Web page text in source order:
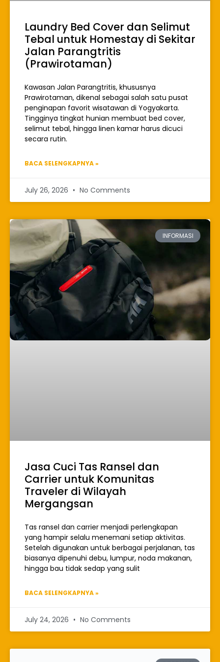
Laundry Bed Cover dan Selimut
Tebal untuk Homestay di Sekitar
Jalan Parangtritis
(Prawirotaman)
Kawasan Jalan Parangtritis, khususnya
Prawirotaman, dikenal sebagai salah satu pusat
penginapan favorit wisatawan di Yogyakarta.
Tingginya tingkat hunian membuat bed cover,
selimut tebal, hingga linen kamar harus dicuci
secara rutin.
BACA SELENGKAPNYA »
July 26, 2026 No Comments
INFORMASI
Jasa Cuci Tas Ransel dan
Carrier untuk Komunitas
Traveler di Wilayah
Mergangsan
Tas ransel dan carrier menjadi perlengkapan
yang hampir selalu menemani setiap aktivitas.
Setelah digunakan untuk berbagai perjalanan, tas
biasanya dipenuhi debu, lumpur, noda makanan,
hingga bau tidak sedap yang sulit
BACA SELENGKAPNYA »
July 24, 2026 No Comments